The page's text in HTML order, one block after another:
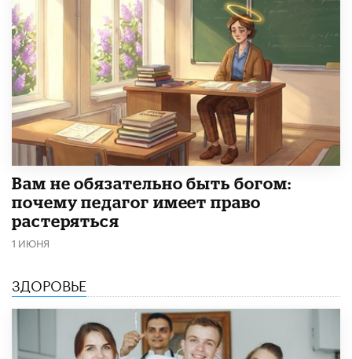
​Вам не обязательно быть богом:
почему педагог имеет право
растеряться
1 ИЮНЯ
ЗДОРОВЬЕ